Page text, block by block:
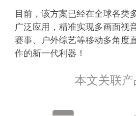
目前，该方案已经在全球各类
广泛应用，精准实现多画面视
赛事、户外综艺等移动多角度
作的新一代利器！
本文关联